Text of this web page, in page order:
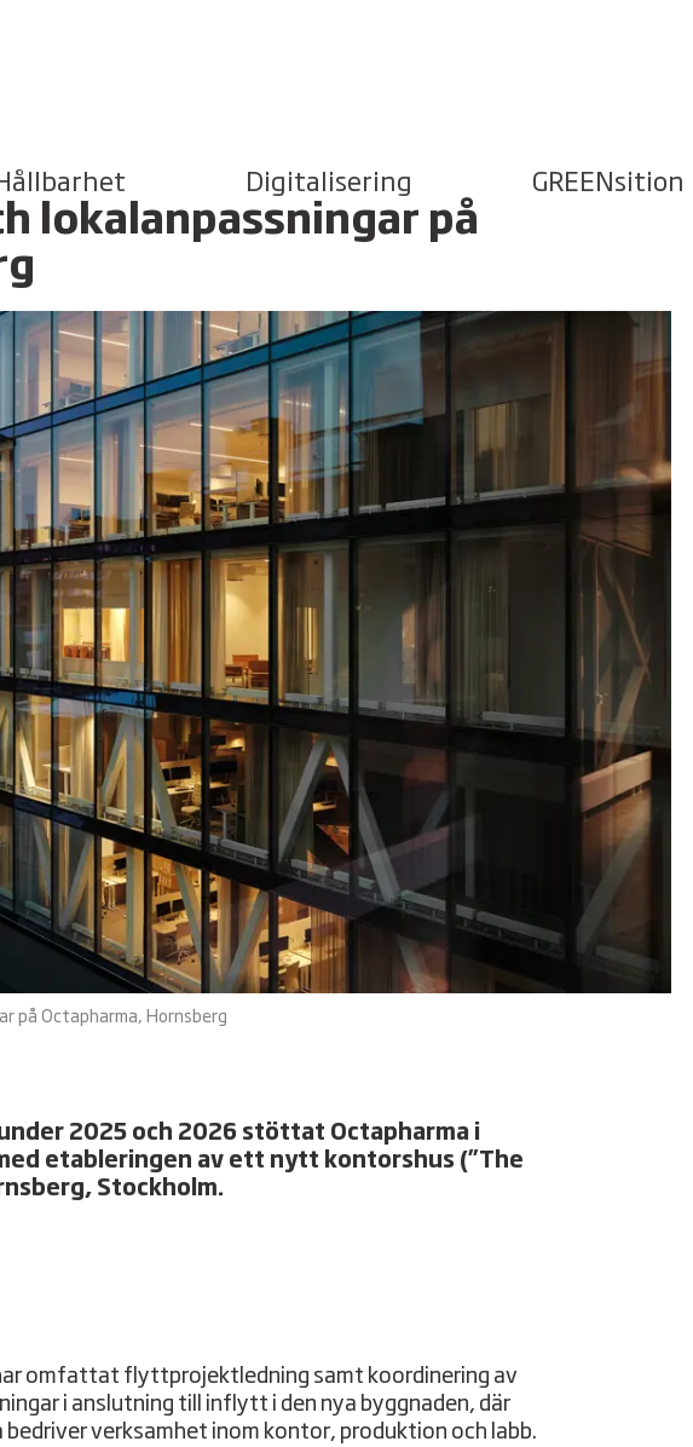
Digitalisering GREENsition
lokalanpassningar på
på Octapharma, Hornsberg
under 2025 och 2026 stöttat Octapharma i
etableringen av ett nytt kontorshus (”The
Stockholm.
omfattat flyttprojektledning samt koordinering av
i anslutning till inflytt i den nya byggnaden, där
bedriver verksamhet inom kontor, produktion och labb.